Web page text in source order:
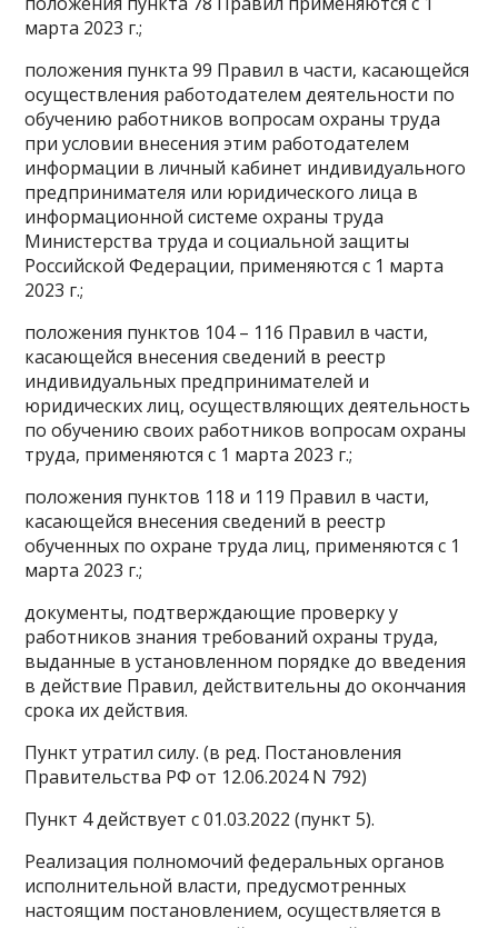
марта 2023 г.;
положения пункта 99 Правил в части, касающейся
осуществления работодателем деятельности по
обучению работников вопросам охраны труда
при условии внесения этим работодателем
информации в личный кабинет индивидуального
предпринимателя или юридического лица в
информационной системе охраны труда
Министерства труда и социальной защиты
Российской Федерации, применяются с 1 марта
2023 г.;
положения пунктов 104 – 116 Правил в части,
касающейся внесения сведений в реестр
индивидуальных предпринимателей и
юридических лиц, осуществляющих деятельность
по обучению своих работников вопросам охраны
труда, применяются с 1 марта 2023 г.;
положения пунктов 118 и 119 Правил в части,
касающейся внесения сведений в реестр
обученных по охране труда лиц, применяются с 1
марта 2023 г.;
документы, подтверждающие проверку у
работников знания требований охраны труда,
выданные в установленном порядке до введения
в действие Правил, действительны до окончания
срока их действия.
Пункт утратил силу. (в ред. Постановления
Правительства РФ от 12.06.2024 N 792)
Пункт 4 действует с 01.03.2022 (пункт 5).
Реализация полномочий федеральных органов
исполнительной власти, предусмотренных
настоящим постановлением, осуществляется в